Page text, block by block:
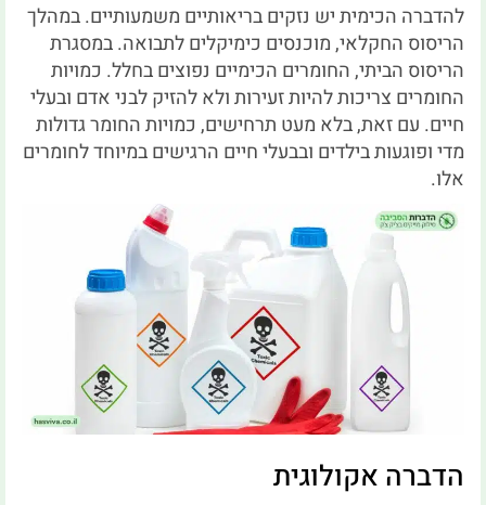
להדברה הכימית יש נזקים בריאותיים משמעותיים.במהלך
הריסוס החקלאי, מוכנסים כימיקלים לתבואה.במסגרת
הריסוס הביתי, החומרים הכימיים נפוצים בחלל. כמויות
החומרים צריכות להיות זעירות ולא להזיק לבני אדם ובעלי
חיים. עם זאת, בלא מעט תרחישים, כמויות החומר גדולות
מדי ופוגעות בילדים ובבעלי חיים הרגישים במיוחד לחומרים
אלו.
הדברה אקולוגית